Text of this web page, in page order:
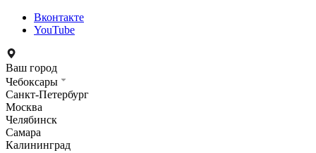
Вконтакте
YouTube
Ваш город
Чебоксары
Санкт-Петербург
Москва
Челябинск
Самара
Калининград